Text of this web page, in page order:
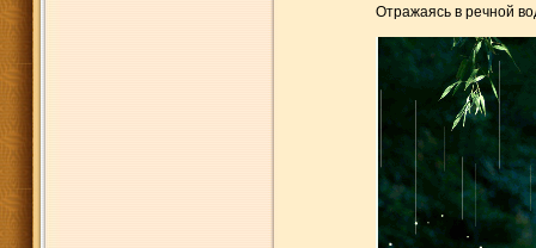
Отражаясь в речной